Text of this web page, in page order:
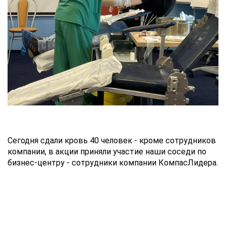
Сегодня сдали кровь 40 человек - кроме сотрудников
компании, в акции приняли участие наши соседи по
бизнес-центру - сотрудники компании КомпасЛидера.